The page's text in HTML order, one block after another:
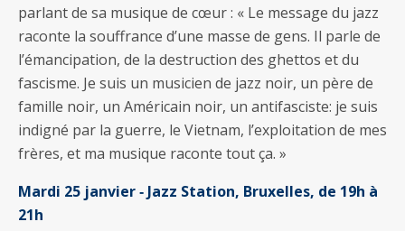
parlant de sa musique de cœur : « Le message du jazz
raconte la souffrance d’une masse de gens. Il parle de
l’émancipation, de la destruction des ghettos et du
fascisme. Je suis un musicien de jazz noir, un père de
famille noir, un Américain noir, un antifasciste: je suis
indigné par la guerre, le Vietnam, l’exploitation de mes
frères, et ma musique raconte tout ça. »
Mardi 25 janvier ‐ Jazz Station, Bruxelles, de 19h à
21h